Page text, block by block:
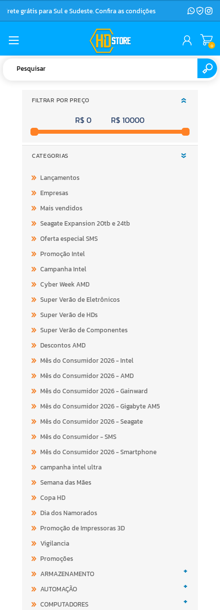
Frete grátis para Sul e Sudeste. Confira as condições
0
FILTRAR POR PREÇO
R$ 0 R$ 10000
CATEGORIAS
Lançamentos
Empresas
Mais vendidos
Seagate Expansion 20tb e 24tb
Oferta especial SMS
Promoção Intel
Campanha Intel
Cyber Week AMD
Super Verão de Eletrônicos
Super Verão de HDs
Super Verão de Componentes
Descontos AMD
Mês do Consumidor 2026 - Intel
Mês do Consumidor 2026 - AMD
Mês do Consumidor 2026 - Gainward
Mês do Consumidor 2026 - Gigabyte AM5
Mês do Consumidor 2026 - Seagate
Mês do Consumidor - SMS
Mês do Consumidor 2026 - Smartphone
campanha intel ultra
Semana das Mães
Copa HD
Dia dos Namorados
Promoção de Impressoras 3D
Vigilancia
Promoções
ARMAZENAMENTO
+
AUTOMAÇÃO +
COMPUTADORES +